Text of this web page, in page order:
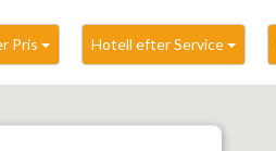
Pris Hotell efter Service